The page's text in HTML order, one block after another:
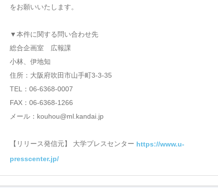
をお願いいたします。
▼本件に関する問い合わせ先
総合企画室 広報課
小林、伊地知
住所：大阪府吹田市山手町3-3-35
TEL：06-6368-0007
FAX：06-6368-1266
メール：kouhou@ml.kandai.jp
【リリース発信元】 大学プレスセンター https://www.u-
presscenter.jp/